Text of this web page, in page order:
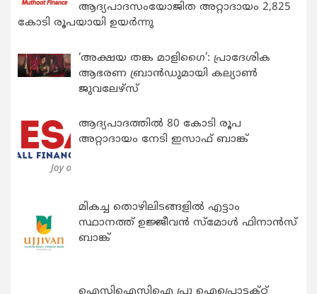
ആദ്യപാദസംയോജിത അറ്റാദായം 2,825
കോടി രൂപയായി ഉയർന്നു
‘അക്ഷയ തങ്ക മാളിഗൈ’: പ്രാദേശിക
ആഭരണ ബ്രാന്‍ഡുമായി കല്യാണ്‍
ജുവലേഴ്‌സ്
ആദ്യപാദത്തിൽ 80 കോടി രൂപ
അറ്റാദായം നേടി ഇസാഫ് ബാങ്ക്
മികച്ച തൊഴിലിടങ്ങളിൽ എട്ടാം
സ്ഥാനത്ത് ഉജ്ജീവൻ സ്മോൾ ഫിനാൻസ്
ബാങ്ക്
ഐസിഐസിഐ പ്രു ഐപ്രൊട്ടക്റ്റ്